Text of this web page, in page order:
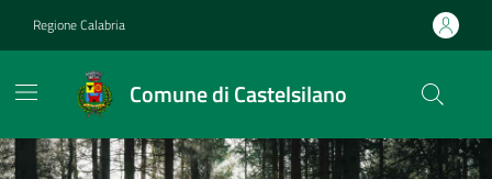
Regione Calabria
Comune di Castelsilano